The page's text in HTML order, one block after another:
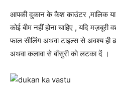
आपकी दुकान के कैश काउंटर ,मालिक
कोई बीम नहीं होना चाहिए , यदि मज़बूरी
फाल सीलिंग अथवा टाइल्स से अवश्य
अथवा कलावा से बाँसुरी को लटका दें ।